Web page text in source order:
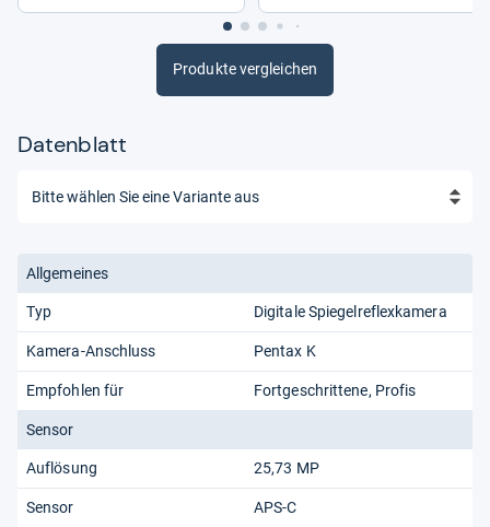
Produkte vergleichen
Datenblatt
Allgemeines
Typ Digitale Spiegelreflexkamera
Kamera-Anschluss Pentax K
Empfohlen für Fortgeschrittene Profis
Sensor
Auflösung 25,73 MP
Sensor APS-C